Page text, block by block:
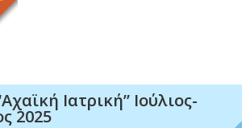
Ιατρική” Ιούλιος-
2025